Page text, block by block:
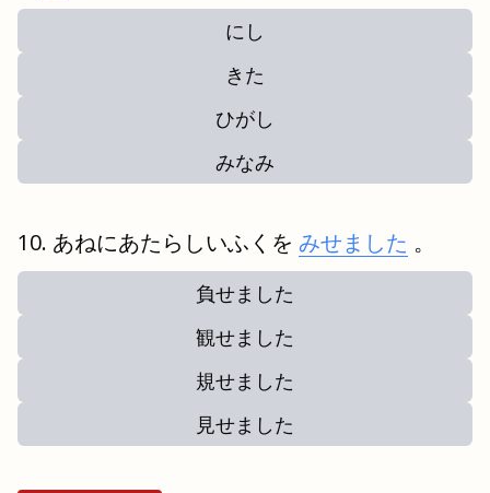
にし
きた
ひがし
みなみ
あねにあたらしいふくを みせました 。
負せました
観せました
規せました
見せました